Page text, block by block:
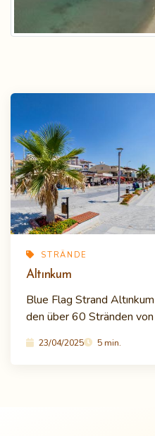
STRÄNDE
Altınkum
Blue Flag Strand
den über 60 Stränden
23/04/2025 5 min.